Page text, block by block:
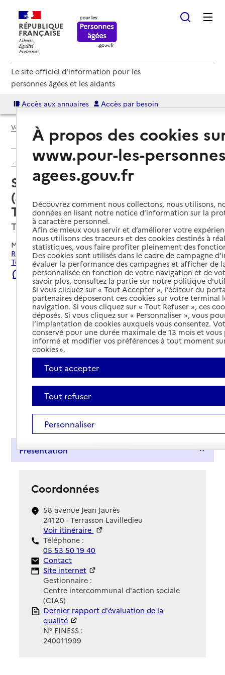
RÉPUBLIQUE
FRANÇAISE
Le site officiel d'information pour les
personnes âgées et les aidants
Accès aux annuaires Accès par besoin
Voir le fil d’Ariane
Retour aux résultats de l'annuaire
Service autonomie à domicile
(aide) – Services du CIAS du
Terrassonnais
Terrasson-Lavilledieu, DORDOGNE
Mis à jour le22/07/2026
Rechercher les établissements et services autour de
Terrasson-Lavilledieu.
Signaler une erreur
Tout déplier
Présentation
Coordonnées
58 avenue Jean Jaurès
24120 - Terrasson-Lavilledieu
Voir itinéraire
Téléphone :
05 53 50 19 40
Contact
Contact
Site Internet
Site internet
Gestionnaire :
Centre intercommunal d'action sociale
(CIAS)
Rapport HAS
Dernier rapport d'évaluation de la
qualité
N° FINESS :
240011999
À propos des cookies
www.pour-les-
agees.gouv.fr
Découvrez comment nous collectons, nous utilisons,
données en lisant notre notice d’information sur la
à caractère personnel.
Afin de mieux vous servir et d’améliorer votre
nous utilisons des traceurs et des cookies destinés à
statistiques, vous faire profiter pleinement des
Des cookies sont utilisés dans le cadre de campagne
évaluer la performance des campagnes et afficher de
personnalisée en fonction de votre navigation et de
savoir plus, consultez la partie sur notre politique
Si vous cliquez sur « Tout Accepter », l’éditeur du
partenaires déposeront ces cookies sur votre terminal
navigation. Si vous cliquez sur « Tout Refuser », ces
déposés. Si vous cliquez sur « Personnaliser », vous
l’implantation de cookies auxquels vous consentez.
conservé pour une durée maximale de 13 mois et
informé et modifier vos préférences à tout moment
cookies ».
Tout accepter
Tout refuser
Personnaliser